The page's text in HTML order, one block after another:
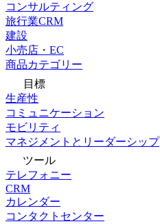
コンサルティング
旅行業CRM
建設
小売店・EC
商品カテゴリー
目標
生産性
コミュニケーション
モビリティ
マネジメントとリーダーシップ
ツール
テレフォニー
CRM
カレンダー
コンタクトセンター